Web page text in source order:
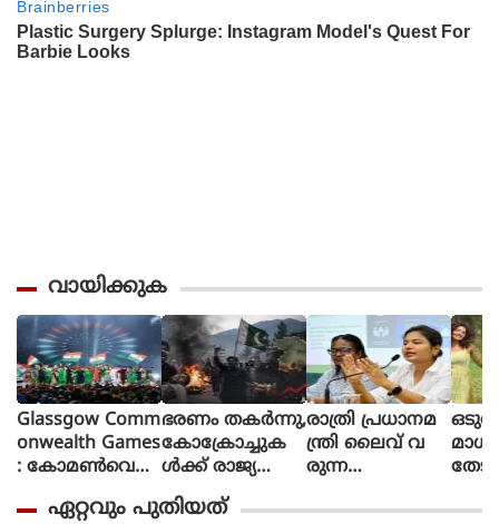
വായിക്കുക
Glassgow Comm
onwealth Games
: കോമൺവെൽ
ഗ്ലാസ്ഗോയിൽ
ഭരണം തകര്‍ന്നു,
കോക്രോച്ചുക
ള്‍ക്ക് രാജ്യത്തെ
മറിച്ചിടാന്‍ ക
ഴിയും:
രാത്രി പ്രധാനമ
ന്ത്രി ലൈവ് വ
രുന്ന
ലീവ് പ്ര
ഏറ്റവും പുതിയത്